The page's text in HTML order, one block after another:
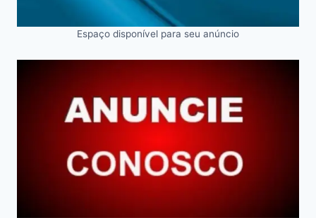
Espaço disponível para seu anúncio